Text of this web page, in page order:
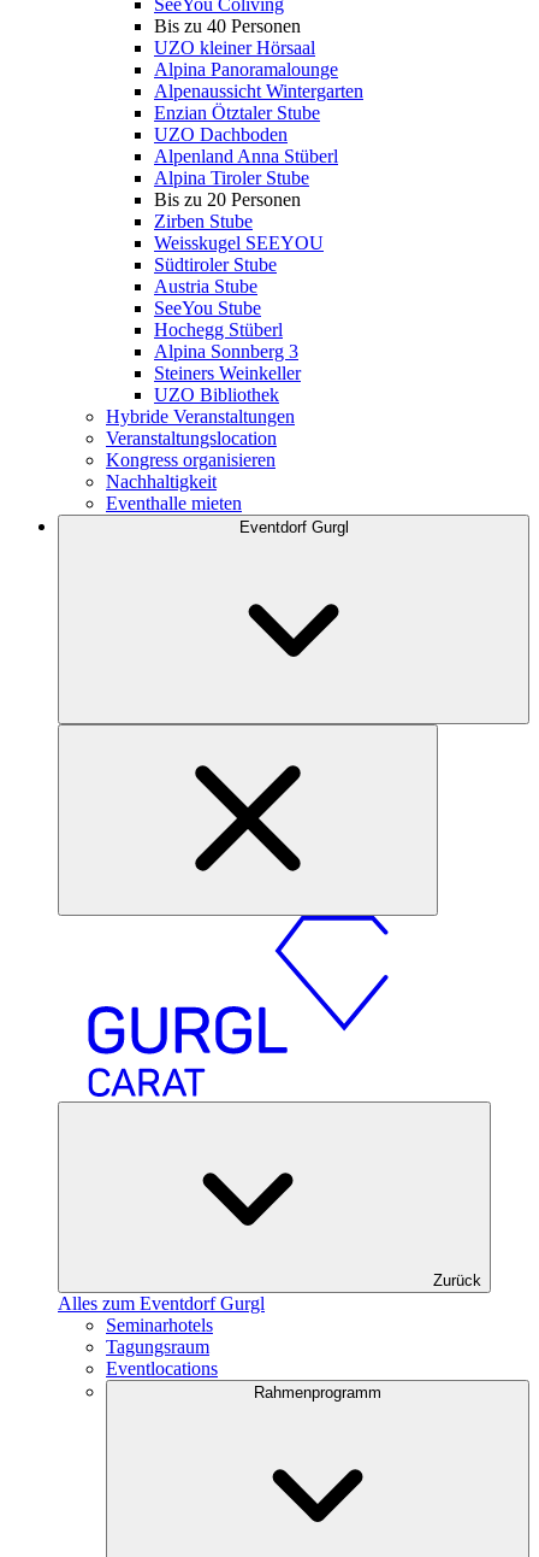
SeeYou Coliving
Bis zu 40 Personen
UZO kleiner Hörsaal
Alpina Panoramalounge
Alpenaussicht Wintergarten
Enzian Ötztaler Stube
UZO Dachboden
Alpenland Anna Stüberl
Alpina Tiroler Stube
Bis zu 20 Personen
Zirben Stube
Weisskugel SEEYOU
Südtiroler Stube
Austria Stube
SeeYou Stube
Hochegg Stüberl
Alpina Sonnberg 3
Steiners Weinkeller
UZO Bibliothek
Hybride Veranstaltungen
Veranstaltungslocation
Kongress organisieren
Nachhaltigkeit
Eventhalle mieten
Eventdorf Gurgl
Zurück
Alles zum Eventdorf Gurgl
Seminarhotels
Tagungsraum
Eventlocations
Rahmenprogramm